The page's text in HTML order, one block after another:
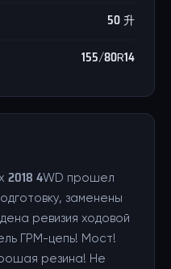
50 升
155/80R14
2018 4WD прошел
заменены
ревизия ходовой
ГРМ-цепь! Мост!
резина! Не